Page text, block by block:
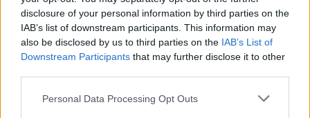
disclosure of your personal information by third parties on the
IAB’s list of downstream participants. This information may
also be disclosed by us to third parties on the IAB’s List of
Downstream Participants that may further disclose it to other
Personal Data Processing Opt Outs
ÖT 1
Ceglédi: Be a Fideszbe, be a Tiszába!
Ceglédi Zoltán a Monológ Extra legfrissebb
adásában leleplezi, hogyan veri át